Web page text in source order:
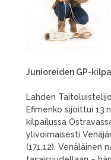
Junioreiden GP-
Lahden
Efimenko sijoittui
kilpailussa
ylivoimaisesti
(171,12). Venäläinen